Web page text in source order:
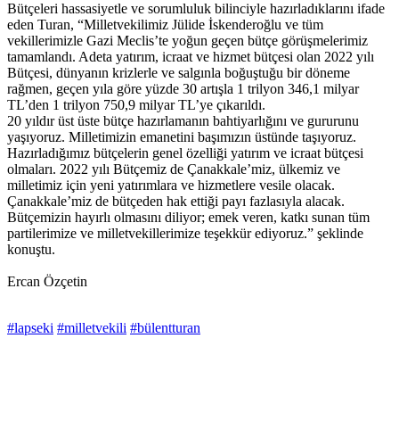
Bütçeleri hassasiyetle ve sorumluluk bilinciyle hazırladıklarını ifade
eden Turan, “Milletvekilimiz Jülide İskenderoğlu ve tüm
vekillerimizle Gazi Meclis’te yoğun geçen bütçe görüşmelerimiz
tamamlandı. Adeta yatırım, icraat ve hizmet bütçesi olan 2022 yılı
Bütçesi, dünyanın krizlerle ve salgınla boğuştuğu bir döneme
rağmen, geçen yıla göre yüzde 30 artışla 1 trilyon 346,1 milyar
TL’den 1 trilyon 750,9 milyar TL’ye çıkarıldı.
20 yıldır üst üste bütçe hazırlamanın bahtiyarlığını ve gururunu
yaşıyoruz. Milletimizin emanetini başımızın üstünde taşıyoruz.
Hazırladığımız bütçelerin genel özelliği yatırım ve icraat bütçesi
olmaları. 2022 yılı Bütçemiz de Çanakkale’miz, ülkemiz ve
milletimiz için yeni yatırımlara ve hizmetlere vesile olacak.
Çanakkale’miz de bütçeden hak ettiği payı fazlasıyla alacak.
Bütçemizin hayırlı olmasını diliyor; emek veren, katkı sunan tüm
partilerimize ve milletvekillerimize teşekkür ediyoruz.” şeklinde
konuştu.
Ercan Özçetin
#lapseki #milletvekili #bülentturan